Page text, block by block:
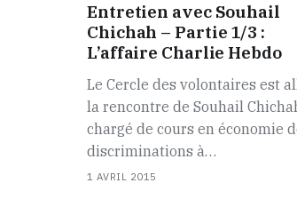
Entretien avec Souhail
Chichah – Partie 1/3 :
L’affaire Charlie Hebdo
Le Cercle des volontaires est
la rencontre de Souhail
chargé de cours en économie
discriminations à…
1 AVRIL 2015